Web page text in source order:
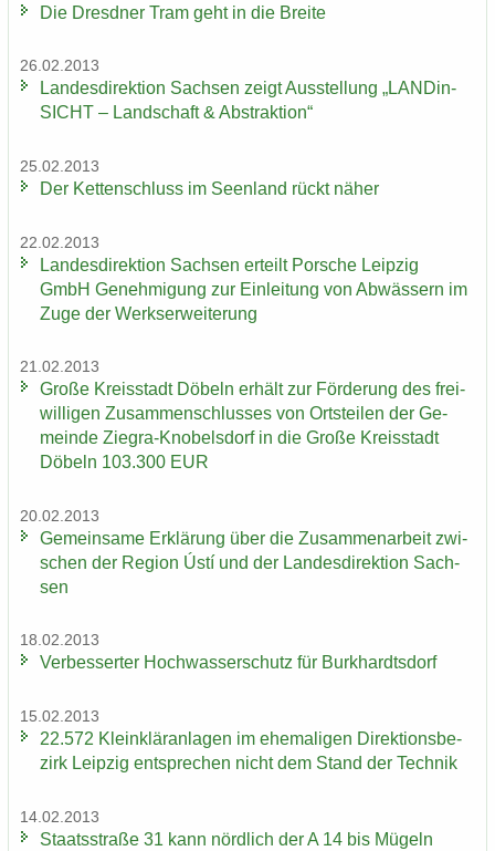
Die Dresd­ner Tram geht in die Brei­te
26.02.2013
Lan­des­di­rek­ti­on Sach­sen zeigt Aus­stel­lung „LAN­Din­
SICHT – Land­schaft & Abs­trak­ti­on“
25.02.2013
Der Ket­ten­schluss im Se­en­land rückt näher
22.02.2013
Lan­des­di­rek­ti­on Sach­sen er­teilt Por­sche Leip­zig
GmbH Ge­neh­mi­gung zur Ein­lei­tung von Ab­wäs­sern im
Zuge der Werks­er­wei­te­rung
21.02.2013
Große Kreis­stadt Dö­beln er­hält zur För­de­rung des frei­
wil­li­gen Zu­sam­men­schlus­ses von Orts­tei­len der Ge­
mein­de Ziegra-​Knobelsdorf in die Große Kreis­stadt
Dö­beln 103.300 EUR
20.02.2013
Ge­mein­sa­me Er­klä­rung über die Zu­sam­men­ar­beit zwi­
schen der Re­gi­on Ústí und der Lan­des­di­rek­ti­on Sach­
sen
18.02.2013
Ver­bes­ser­ter Hoch­was­ser­schutz für Burk­hardts­dorf
15.02.2013
22.572 Klein­klär­an­la­gen im ehe­ma­li­gen Di­rek­ti­ons­be­
zirk Leip­zig ent­spre­chen nicht dem Stand der Tech­nik
14.02.2013
Staats­stra­ße 31 kann nörd­lich der A 14 bis Mü­geln